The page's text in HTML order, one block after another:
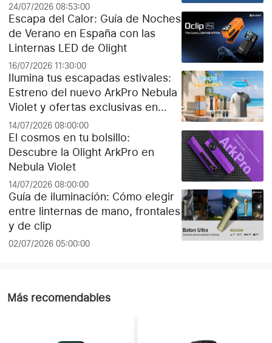
24/07/2026 08:53:00
Escapa del Calor: Guía de Noches
de Verano en España con las
Linternas LED de Olight
16/07/2026 11:30:00
Ilumina tus escapadas estivales:
Estreno del nuevo ArkPro Nebula
Violet y ofertas exclusivas en
Olight España
14/07/2026 08:00:00
El cosmos en tu bolsillo:
Descubre la Olight ArkPro en
Nebula Violet
14/07/2026 08:00:00
Guía de iluminación: Cómo elegir
entre linternas de mano, frontales
y de clip
02/07/2026 05:00:00
Más recomendables